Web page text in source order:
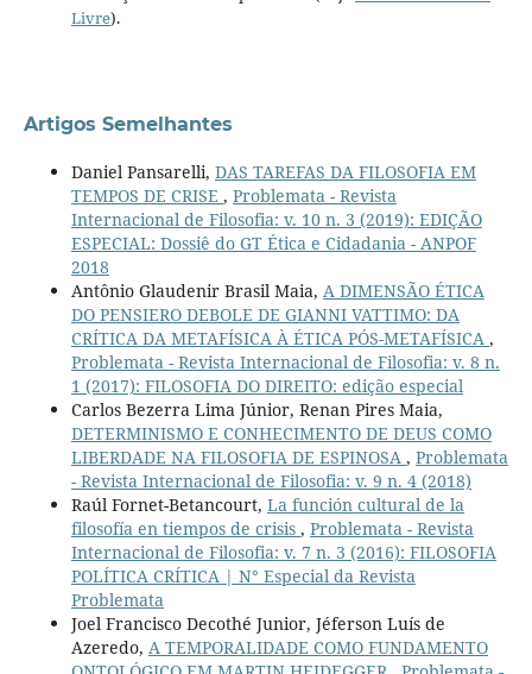
Livre).
Artigos Semelhantes
Daniel Pansarelli, DAS TAREFAS DA FILOSOFIA EM
TEMPOS DE CRISE , Problemata - Revista
Internacional de Filosofia: v. 10 n. 3 (2019): EDIÇÃO
ESPECIAL: Dossiê do GT Ética e Cidadania - ANPOF
2018
Antônio Glaudenir Brasil Maia, A DIMENSÃO ÉTICA
DO PENSIERO DEBOLE DE GIANNI VATTIMO: DA
CRÍTICA DA METAFÍSICA À ÉTICA PÓS-METAFÍSICA ,
Problemata - Revista Internacional de Filosofia: v. 8 n.
1 (2017): FILOSOFIA DO DIREITO: edição especial
Carlos Bezerra Lima Júnior, Renan Pires Maia,
DETERMINISMO E CONHECIMENTO DE DEUS COMO
LIBERDADE NA FILOSOFIA DE ESPINOSA , Problemata
- Revista Internacional de Filosofia: v. 9 n. 4 (2018)
Raúl Fornet-Betancourt, La función cultural de la
filosofía en tiempos de crisis , Problemata - Revista
Internacional de Filosofia: v. 7 n. 3 (2016): FILOSOFIA
POLÍTICA CRÍTICA | N° Especial da Revista
Problemata
Joel Francisco Decothé Junior, Jéferson Luís de
Azeredo, A TEMPORALIDADE COMO FUNDAMENTO